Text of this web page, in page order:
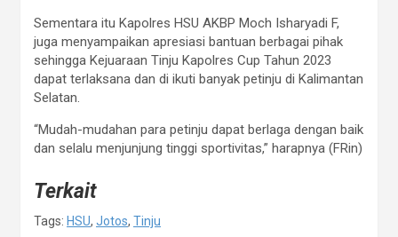
Sementara itu Kapolres HSU AKBP Moch Isharyadi F,
juga menyampaikan apresiasi bantuan berbagai pihak
sehingga Kejuaraan Tinju Kapolres Cup Tahun 2023
dapat terlaksana dan di ikuti banyak petinju di Kalimantan
Selatan.
“Mudah-mudahan para petinju dapat berlaga dengan baik
dan selalu menjunjung tinggi sportivitas,” harapnya (FRin)
Terkait
Tags: HSU, Jotos, Tinju